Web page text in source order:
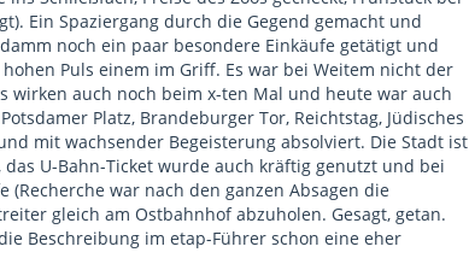
Ein Spaziergang durch die Gegend gemacht und
noch ein paar besondere Einkäufe getätigt und
Puls einem im Griff. Es war bei Weitem nicht der
auch noch beim x-ten Mal und heute war auch
Platz, Brandeburger Tor, Reichtstag, Jüdisches
mit wachsender Begeisterung absolviert. Die Stadt ist
U-Bahn-Ticket wurde auch kräftig genutzt und bei
war nach den ganzen Absagen die
gleich am Ostbahnhof abzuholen. Gesagt, getan.
Beschreibung im etap-Führer schon eine eher